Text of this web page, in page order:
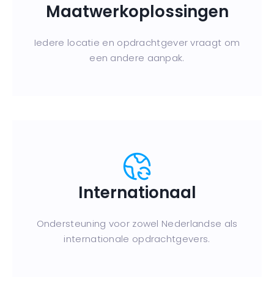
Maatwerkoplossingen
Iedere locatie en opdrachtgever vraagt om
een andere aanpak.
Internationaal
Ondersteuning voor zowel Nederlandse als
internationale opdrachtgevers.